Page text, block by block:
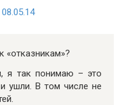
«отказникам»?
я так понимаю – это
ушли. В том числе не